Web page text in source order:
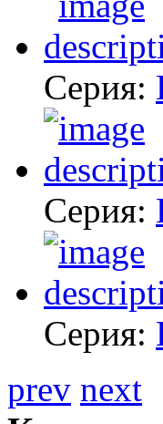
Серия:
Серия:
Серия:
prev next